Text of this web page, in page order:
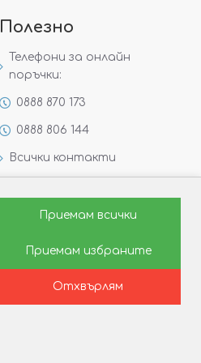
Полезно
Телефони за онлайн
поръчки:
0888 870 173
0888 806 144
Всички контакти
Защо да изберете Victoria
Как да изберем годежен
Приемам всички
Приемам избраните
Отхвърлям